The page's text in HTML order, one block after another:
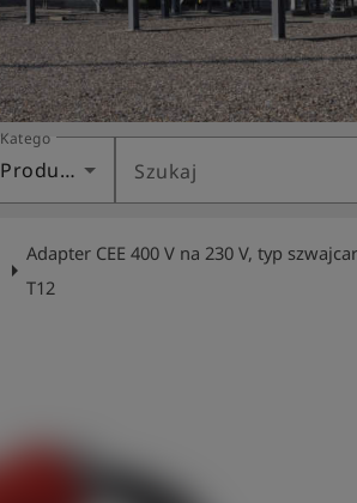
Kategoria
Produkty Szukaj
arrow_right
Adapter CEE 400 V na 230 V, typ
T12